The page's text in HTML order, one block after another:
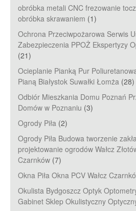
obróbka metali CNC frezowanie
obróbka skrawaniem (1)
Ochrona Przeciwpożarowa Serwis
Zabezpieczenia PPOŻ Ekspertyzy
(21)
Ocieplanie Pianką Pur
Pianą Białystok Suwałki Łomża (28)
Odbiór Mieszkania Domu Poznań
Domów w Poznaniu (3)
Ogrody Piła (2)
Ogrody Piła Budowa tworzenie
projektowanie ogrodów Wałcz
Czarnków (7)
Okna Piła Okna PCV Wałcz
Okulista Bydgoszcz Optyk
Gabinet Sklep Okulistyczny